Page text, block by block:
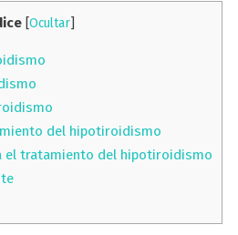
[Ocultar]
del hipotiroidismo
el tratamiento del hipotiroidismo